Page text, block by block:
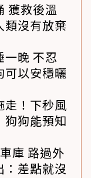
獲救後溫
類沒有放棄
一晚 不忍
可以安穩曬
走！下秒風
狗狗能預知
庫 路過外
差點就沒